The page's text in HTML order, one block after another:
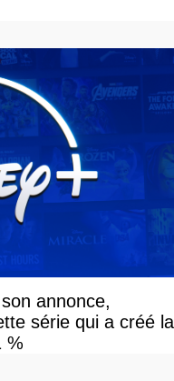
annonce,
série qui a créé la
%